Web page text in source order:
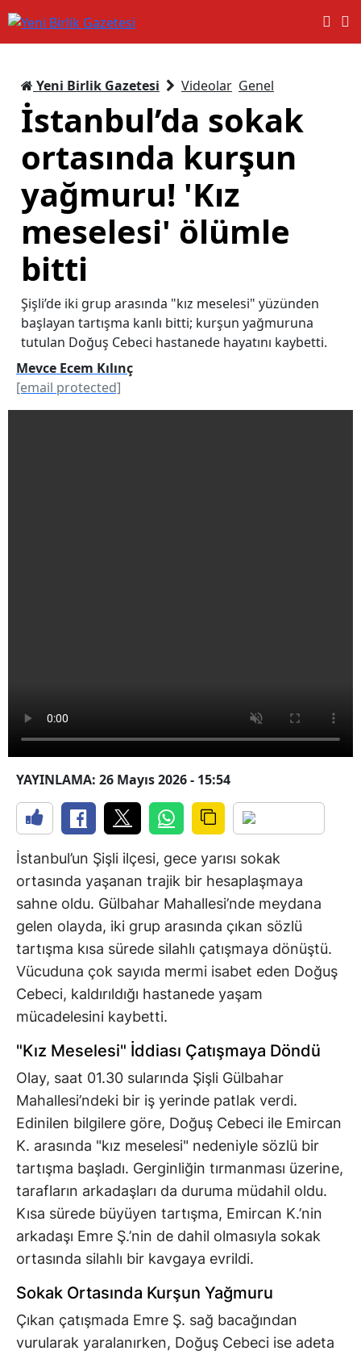
Yeni Birlik Gazetesi Videolar Genel
İstanbul’da sokak
ortasında kurşun
yağmuru! 'Kız
meselesi' ölümle
bitti
Şişli’de iki grup arasında "kız meselesi" yüzünden
başlayan tartışma kanlı bitti; kurşun yağmuruna
tutulan Doğuş Cebeci hastanede hayatını kaybetti.
Mevce Ecem Kılınç
[email protected]
YAYINLAMA: 26 Mayıs 2026 - 15:54
İstanbul’un Şişli ilçesi, gece yarısı sokak
ortasında yaşanan trajik bir hesaplaşmaya
sahne oldu. Gülbahar Mahallesi’nde meydana
gelen olayda, iki grup arasında çıkan sözlü
tartışma kısa sürede silahlı çatışmaya dönüştü.
Vücuduna çok sayıda mermi isabet eden Doğuş
Cebeci, kaldırıldığı hastanede yaşam
mücadelesini kaybetti.
"Kız Meselesi" İddiası Çatışmaya Döndü
Olay, saat 01.30 sularında Şişli Gülbahar
Mahallesi’ndeki bir iş yerinde patlak verdi.
Edinilen bilgilere göre, Doğuş Cebeci ile Emircan
K. arasında "kız meselesi" nedeniyle sözlü bir
tartışma başladı. Gerginliğin tırmanması üzerine,
tarafların arkadaşları da duruma müdahil oldu.
Kısa sürede büyüyen tartışma, Emircan K.’nin
arkadaşı Emre Ş.’nin de dahil olmasıyla sokak
ortasında silahlı bir kavgaya evrildi.
Sokak Ortasında Kurşun Yağmuru
Çıkan çatışmada Emre Ş. sağ bacağından
vurularak yaralanırken, Doğuş Cebeci ise adeta